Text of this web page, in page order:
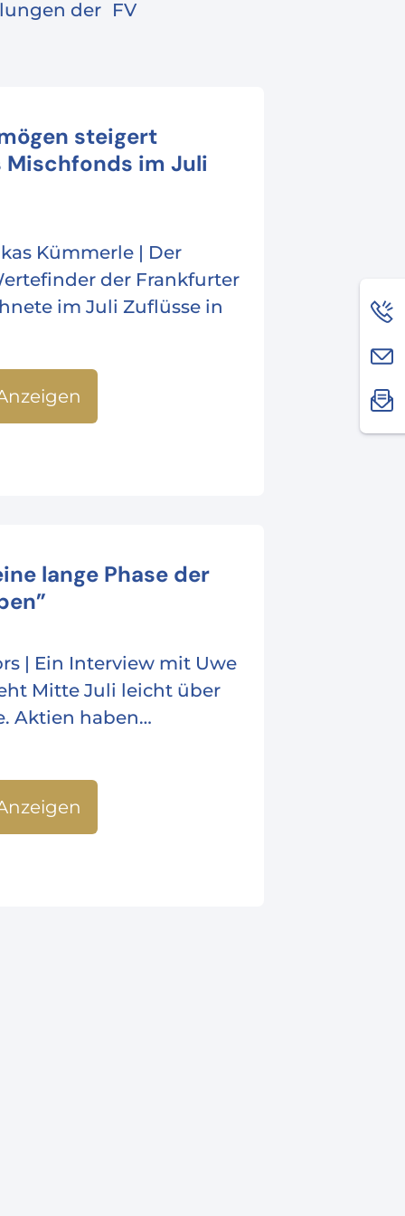
der FV
steigert
Mischfonds im Juli
Kümmerle | Der
der Frankfurter
im Juli Zuflüsse in
lange Phase der
| Ein Interview mit Uwe
Mitte Juli leicht über
Aktien haben…